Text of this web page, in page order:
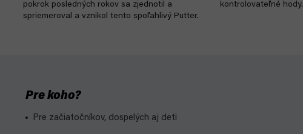
pokrok posledných rokov sa zjednotil a
spriemeroval a vznikol tento spoľahlivý Putter.
kontrolovateľné hody.
Pre koho?
Pre začiatočníkov, dospelých aj deti